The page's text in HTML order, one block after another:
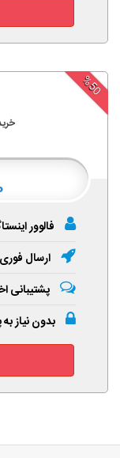
%50
فالوور
ارسال فوری
پشتیبانی
بدون نیاز